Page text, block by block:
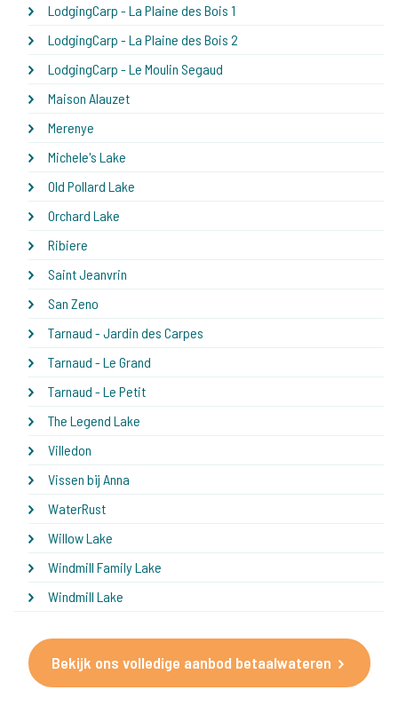
LodgingCarp - La Plaine des Bois 1
LodgingCarp - La Plaine des Bois 2
LodgingCarp - Le Moulin Segaud
Maison Alauzet
Merenye
Michele's Lake
Old Pollard Lake
Orchard Lake
Ribiere
Saint Jeanvrin
San Zeno
Tarnaud - Jardin des Carpes
Tarnaud - Le Grand
Tarnaud - Le Petit
The Legend Lake
Villedon
Vissen bij Anna
WaterRust
Willow Lake
Windmill Family Lake
Windmill Lake
Bekijk ons volledige aanbod betaalwateren